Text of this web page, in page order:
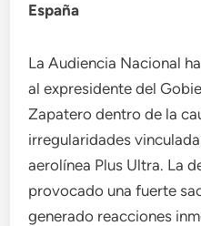
España
La Audiencia Nacional
al expresidente del
Zapatero dentro de la
irregularidades
aerolínea Plus Ultra. La
provocado una fuerte
generado reacciones